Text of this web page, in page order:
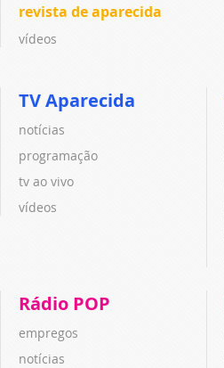
revista de aparecida
vídeos
TV Aparecida
notícias
programação
tv ao vivo
vídeos
Rádio POP
empregos
notícias